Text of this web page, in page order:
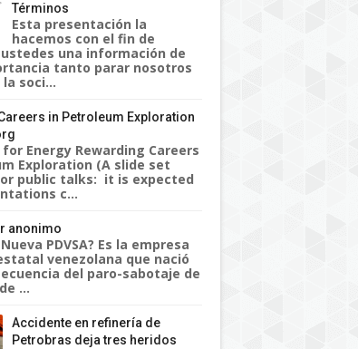
Términos
Esta presentación la
hacemos con el fin de
una información de
tanto parar nosotros
soci...
in Petroleum Exploration
Energy Rewarding Careers
Exploration (A slide set
public talks: it is expected
c...
anonimo
PDVSA? Es la empresa
venezolana que nació
del paro-sabotaje de
...
Accidente en refinería de
Petrobras deja tres heridos